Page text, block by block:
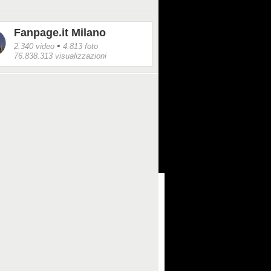
Fanpage.it Milano
2.340 video • 4.813 foto
76.838.313 visualizzazioni